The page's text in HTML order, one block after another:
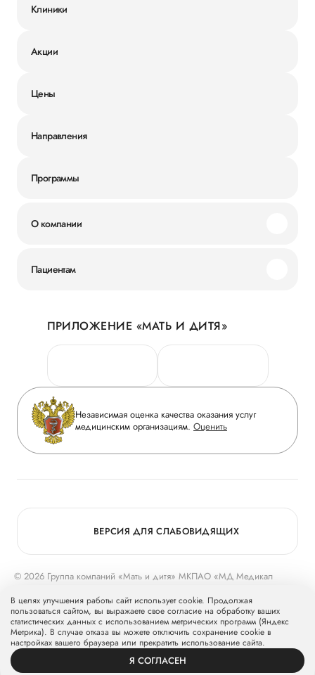
Клиники
Акции
Цены
Направления
Программы
О компании
Новости
Руководство
Сотрудничество
Инвесторам
Журнал «Мать и дитя»
Вакансии
Медицинский туризм
Пациентам
Личный кабинет
Персональные данные
Горячая линия качества
Вопрос-ответ
Приложение пациента
Статьи
ПРИЛОЖЕНИЕ «МАТЬ И ДИТЯ»
Независимая оценка качества оказания услуг
медицинским организациям. Оценить
© 2026 Группа компаний «Мать и дитя» МКПАО «МД Медикал
Группу компаний «Мать и дитя».
ВЕРСИЯ ДЛЯ СЛАБОВИДЯЩИХ
УСЛУГИ ПРОФИЛЬ
В целях улучшения работы сайт использует cookie. Продолжая
пользоваться сайтом, вы выражаете свое согласие на обработку ваших
статистических данных с использованием метрических программ (Яндекс
Метрика). В случае отказа вы можете отключить сохранение cookie в
настройках вашего браузера или прекратить использование сайта.
Я СОГЛАСЕН